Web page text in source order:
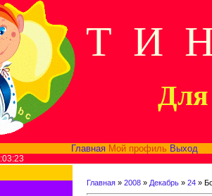
Т И
Для
Главная Мой профиль Выход
Главная » 2008 » Декабрь » 24 »